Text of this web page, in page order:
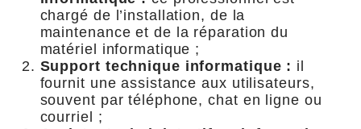
chargé de l’installation, de la
maintenance et de la réparation du
matériel informatique ;
Support technique informatique : il
fournit une assistance aux utilisateurs,
souvent par téléphone, chat en ligne ou
courriel ;